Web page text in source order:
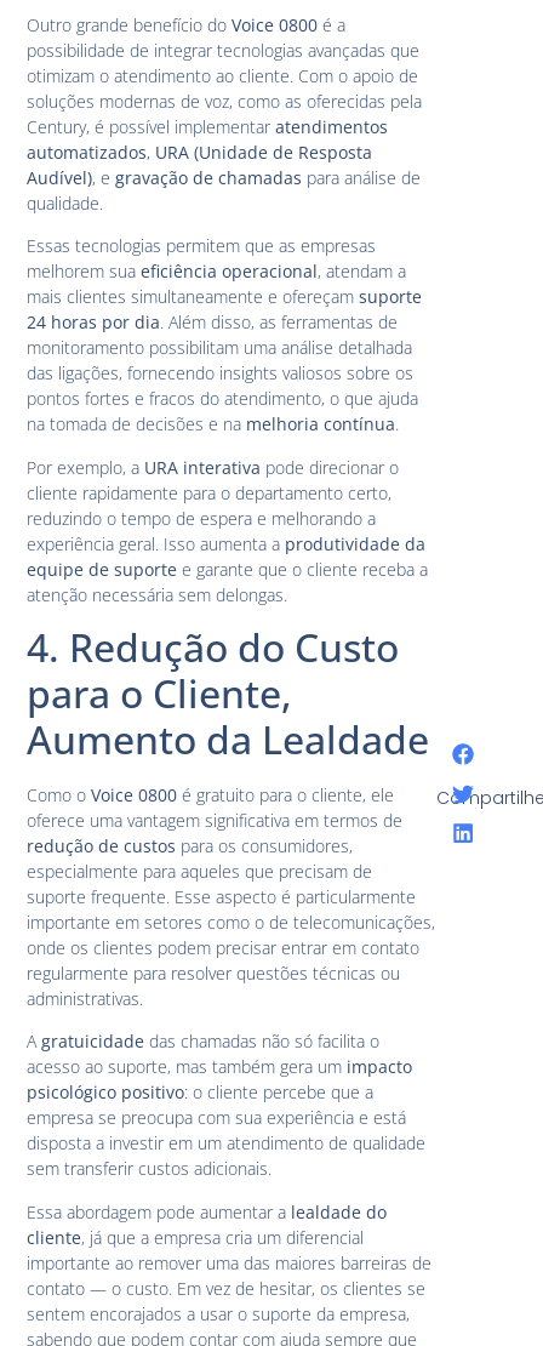
Outro grande benefício doVoice 0800 é a
possibilidade de integrar tecnologias avançadas que
otimizam o atendimento ao cliente. Com o apoio de
soluções modernas de voz, como as oferecidas pela
Century, é possível implementaratendimentos
automatizados, URA (Unidade de Resposta
Audível), egravação de chamadas para análise de
qualidade.
Essas tecnologias permitem que as empresas
melhorem suaeficiência operacional, atendam a
mais clientes simultaneamente e ofereçamsuporte
24 horas por dia. Além disso, as ferramentas de
monitoramento possibilitam uma análise detalhada
das ligações, fornecendo insights valiosos sobre os
pontos fortes e fracos do atendimento, o que ajuda
na tomada de decisões e na melhoria contínua.
Por exemplo, a URA interativa pode direcionar o
cliente rapidamente para o departamento certo,
reduzindo o tempo de espera e melhorando a
experiência geral. Isso aumenta a produtividade da
equipe de suporte e garante que o cliente receba a
atenção necessária sem delongas.
4. Redução do Custo
para o Cliente,
Aumento da Lealdade
Como oVoice 0800 é gratuito para o cliente, ele
oferece uma vantagem significativa em termos de
redução de custos para os consumidores,
especialmente para aqueles que precisam de
suporte frequente. Esse aspecto é particularmente
importante em setores como o de telecomunicações,
onde os clientes podem precisar entrar em contato
regularmente para resolver questões técnicas ou
administrativas.
Agratuicidade das chamadas não só facilita o
acesso ao suporte, mas também gera um impacto
psicológico positivo: o cliente percebe que a
empresa se preocupa com sua experiência e está
disposta a investir em um atendimento de qualidade
sem transferir custos adicionais.
Essa abordagem pode aumentar a lealdade do
cliente, já que a empresa cria um diferencial
importante ao remover uma das maiores barreiras de
contato — o custo. Em vez de hesitar, os clientes se
sentem encorajados a usar o suporte da empresa,
sabendo que podem contar com ajuda sempre que